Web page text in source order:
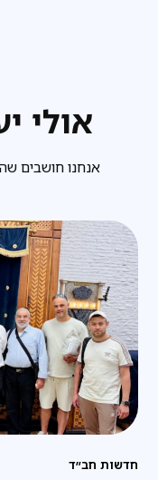
אולי
אנחנו חושבים
חדשות חב״ד